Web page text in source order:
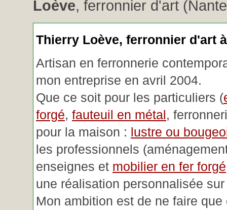
Loève, ferronnier d'art
Thierry Loève, ferronnier d'art
Artisan en ferronnerie
mon entreprise en avril 2004.
Que ce soit pour les particuliers (
forgé, fauteuil en métal,
pour la maison : lustre ou
les professionnels
enseignes et mobilier en fer forgé
une réalisation personnalisée
Mon ambition est de ne faire que